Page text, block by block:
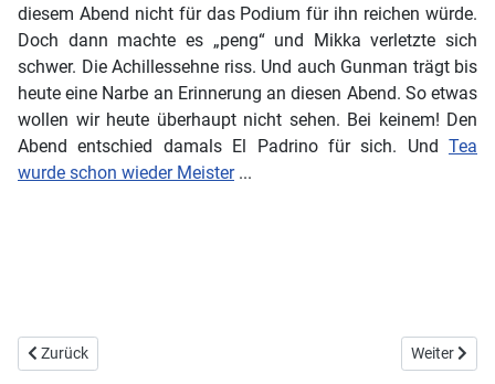
diesem Abend nicht für das Podium für ihn reichen würde.
Doch dann machte es „peng“ und Mikka verletzte sich
schwer. Die Achillessehne riss. Und auch Gunman trägt bis
heute eine Narbe an Erinnerung an diesen Abend. So etwas
wollen wir heute überhaupt nicht sehen. Bei keinem! Den
Abend entschied damals El Padrino für sich. Und Tea
wurde schon wieder Meister...
Vorheriger Beitrag: ERSTEA [ˈɛrstə]
Zurück Nächster
Weiter